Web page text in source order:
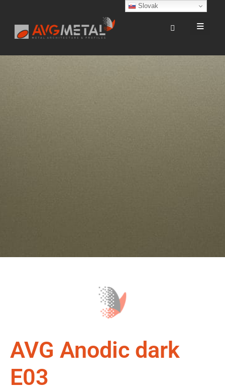
AVG Anodic dark
E03
Slovak